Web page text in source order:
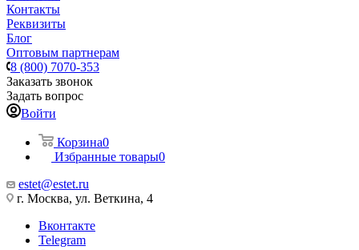
Контакты
Реквизиты
Блог
Оптовым партнерам
8 (800) 7070-353
Заказать звонок
Задать вопрос
Войти
Корзина0
Избранные товары0
estet@estet.ru
г. Москва, ул. Веткина, 4
Вконтакте
Telegram